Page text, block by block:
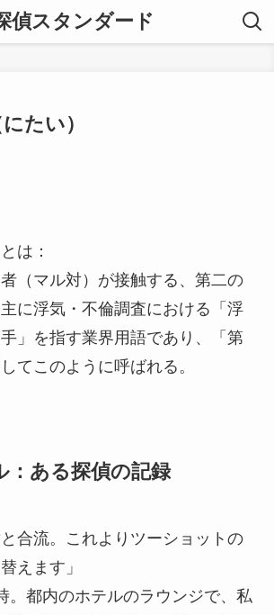
偵スタンダード
たい）
は：
（マル対）が接触する、第二の
に浮気・不倫調査における「浮
」を指す業界用語であり、「第
てこのように呼ばれる。
：ある探偵の記録
と合流。これよりツーショットの
えます」
。都内のホテルのラウンジで、私